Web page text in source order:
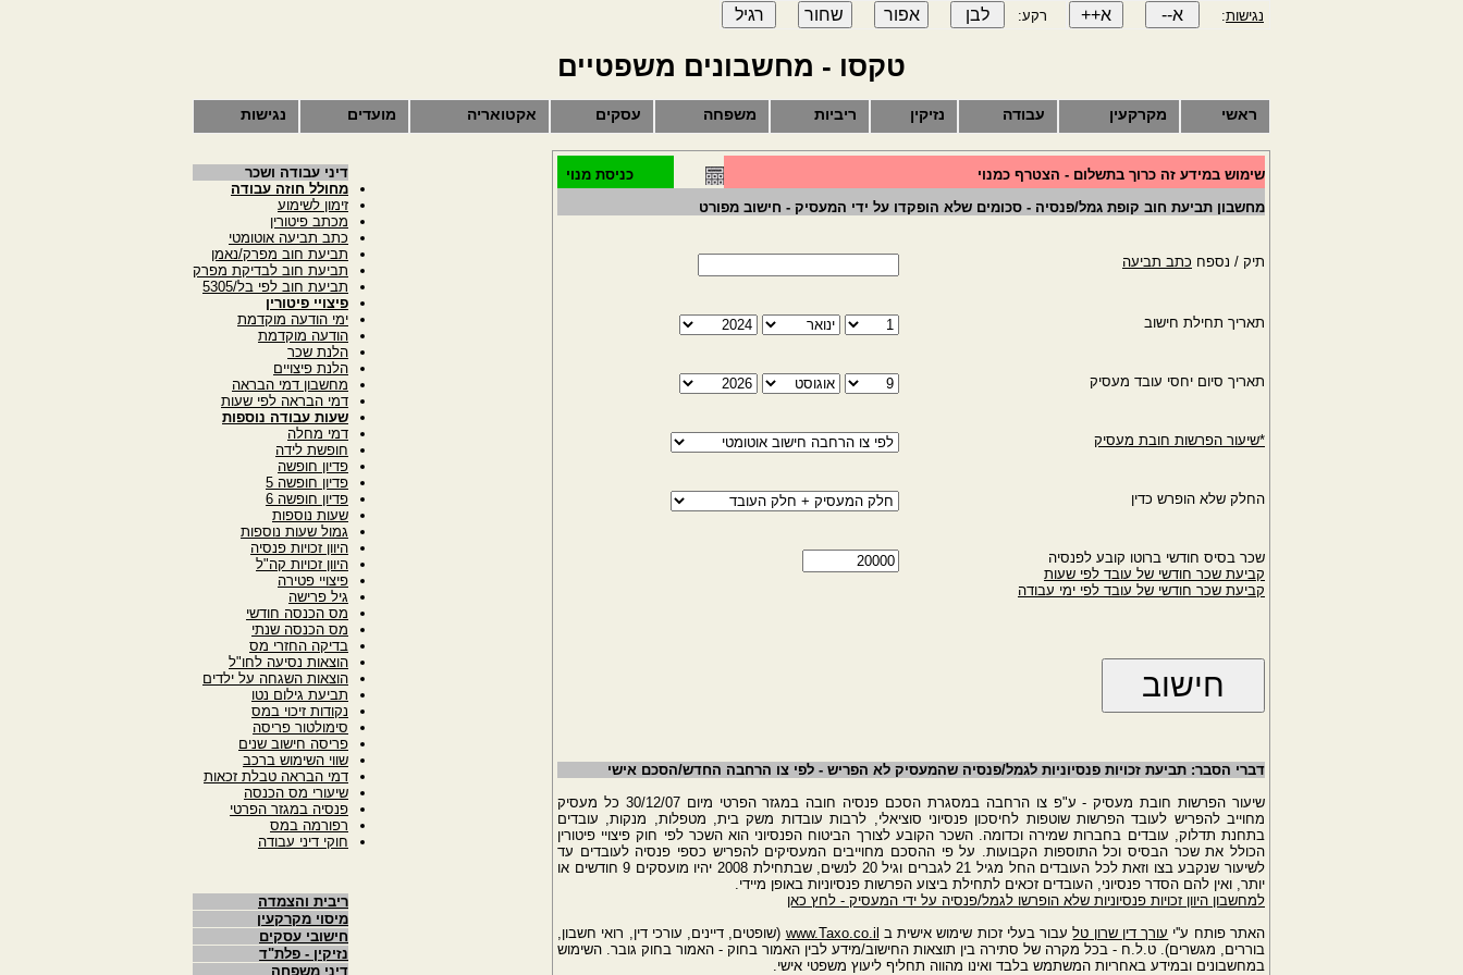
נגישות: רקע:
טקסו - מחשבונים משפטיים
ראשי מקרקעין עבודה נזיקין ריביות משפחה עסקים אקטואריה מועדים נגישות
שימוש במידע זה כרוך בתשלום - הצטרף כמנוי
כניסת מנוי
מחשבון תביעת חוב קופת גמל/פנסיה - סכומים שלא הופקדו על ידי המעסיק - חישוב מפורט
תיק / נספח כתב תביעה
תאריך תחילת חישוב
תאריך סיום יחסי עובד מעסיק
*שיעור הפרשות חובת מעסיק
החלק שלא הופרש כדין
שכר בסיס חודשי ברוטו קובע לפנסיה
קביעת שכר חודשי של עובד לפי שעות
קביעת שכר חודשי של עובד לפי ימי עבודה
דברי הסבר: תביעת זכויות פנסיוניות לגמל/פנסיה שהמעסיק לא הפריש - לפי צו הרחבה החדש/הסכם אישי
שיעור הפרשות חובת מעסיק - ע"פ צו הרחבה במסגרת הסכם פנסיה חובה במגזר הפרטי מיום 30/12/07 כל מעסיק
מחוייב להפריש לעובד הפרשות שוטפות לחיסכון פנסיוני סוציאלי, לרבות עובדות משק בית, מטפלות, מנקות, עובדים
בתחנת תדלוק, עובדים בחברות שמירה וכדומה. השכר הקובע לצורך הביטוח הפנסיוני הוא השכר לפי חוק פיצויי פיטורין
הכולל את שכר הבסיס וכל התוספות הקבועות. על פי ההסכם מחוייבים המעסיקים להפריש כספי פנסיה לעובדים עד
לשיעור שנקבע בצו וזאת לכל העובדים החל מגיל 21 לגברים וגיל 20 לנשים, שבתחילת 2008 יהיו מועסקים 9 חודשים או
יותר, ואין להם הסדר פנסיוני, העובדים זכאים לתחילת ביצוע הפרשות פנסיוניות באופן מיידי.
למחשבון היוון זכויות פנסיוניות שלא הופרשו לגמל/פנסיה על ידי המעסיק - לחץ כאן
האתר פותח ע''י עורך דין שרון טלעבור בעלי זכות שימוש אישית ב www.Taxo.co.il (שופטים, דיינים, עורכי דין, רואי חשבון,
בוררים, מגשרים). ט.ל.ח - בכל מקרה של סתירה בין תוצאות החישוב/מידע לבין האמור בחוק - האמור בחוק גובר. השימוש
במחשבונים ובמידע באחריות המשתמש בלבד ואינו מהווה תחליף ליעוץ משפטי אישי.
דיני עבודה ושכר
מחולל חוזה עבודה
זימון לשימוע
מכתב פיטורין
כתב תביעה אוטומטי
תביעת חוב מפרק/נאמן
תביעת חוב לבדיקת מפרק
תביעת חוב לפי בל/5305
פיצויי פיטורין
ימי הודעה מוקדמת
הודעה מוקדמת
הלנת שכר
הלנת פיצויים
מחשבון דמי הבראה
דמי הבראה לפי שעות
שעות עבודה נוספות
דמי מחלה
חופשת לידה
פדיון חופשה
פדיון חופשה 5
פדיון חופשה 6
שעות נוספות
גמול שעות נוספות
היוון זכויות פנסיה
היוון זכויות קה"ל
פיצויי פטירה
גיל פרישה
מס הכנסה חודשי
מס הכנסה שנתי
בדיקה החזרי מס
הוצאות נסיעה לחו"ל
הוצאות השגחה על ילדים
תביעת גילום נטו
נקודות זיכוי במס
סימולטור פריסה
פריסה חישוב שנים
שווי השימוש ברכב
דמי הבראה טבלת זכאות
שיעורי מס הכנסה
פנסיה במגזר הפרטי
רפורמה במס
חוקי דיני עבודה
ריבית והצמדה
מיסוי מקרקעין
חישובי עסקים
נזיקין - פלת"ד
דיני משפחה